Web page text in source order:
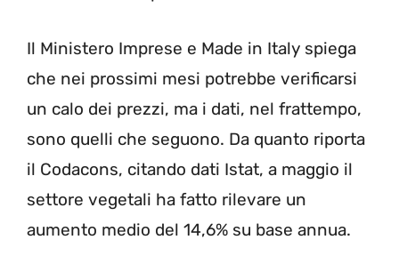
Il Ministero Imprese e Made in Italy spiega
che nei prossimi mesi potrebbe verificarsi
un calo dei prezzi, ma i dati, nel frattempo,
sono quelli che seguono. Da quanto riporta
il Codacons, citando dati Istat, a maggio il
settore vegetali ha fatto rilevare un
aumento medio del 14,6% su base annua.